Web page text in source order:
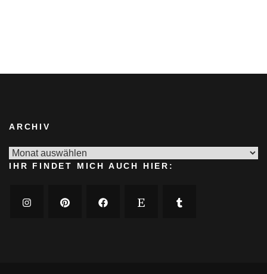
ARCHIV
Archiv
IHR FINDET MICH AUCH HIER: